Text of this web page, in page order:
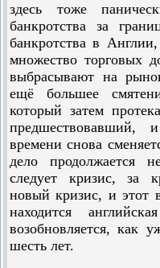
здесь тоже
банкротства за
банкротства в
множество торговых
выбрасывают на
ещё большее
который затем
предшествовавший,
времени снова
дело продолжается
следует кризис, за
новый кризис, и этот
находится
возобновляется, как
шесть лет.